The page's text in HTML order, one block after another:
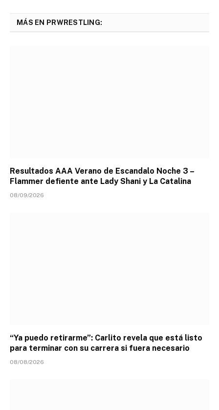
MÁS EN PRWRESTLING:
Resultados AAA Verano de Escandalo Noche 3 –
Flammer defiente ante Lady Shani y La Catalina
08/09/2026
“Ya puedo retirarme”: Carlito revela que está listo
para terminar con su carrera si fuera necesario
08/08/2026